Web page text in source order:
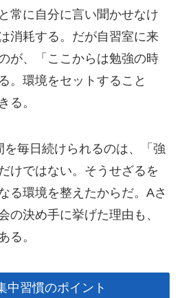
常に自分に言い聞かせなけ
消耗する。だが自習室に来
が、「ここからは勉強の時
。環境をセットすること
る。
毎日続けられるのは、「強
けではない。そうせざるを
る環境を整えたからだ。Aさ
の決め手に挙げた理由も、
る。
中習慣のポイント